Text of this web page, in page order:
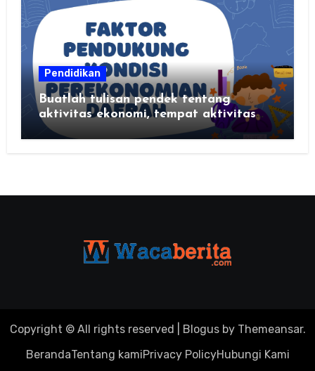
Pendidikan
Buatlah tulisan pendek tentang
aktivitas ekonomi, tempat aktivitas
ekonomi, dan hasil produksi daerah
Copyright © All rights reserved Blogusby Themeansar.
BerandaTentang kamiPrivacy PolicyHubungi Kami